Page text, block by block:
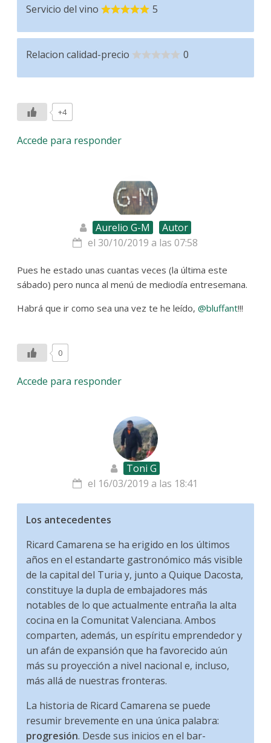
Servicio del vino 5
Relacion calidad-precio 0
+4
Accede para responder
Aurelio G-M
Autor
el 30/10/2019 a las 07:58
Pues he estado unas cuantas veces (la última este
sábado) pero nunca al menú de mediodía entresemana.
Habrá que ir como sea una vez te he leído,@bluffant!!!
0
Accede para responder
Toni G
el 16/03/2019 a las 18:41
Los antecedentes
Ricard Camarena se ha erigido en los últimos
años en el estandarte gastronómico más visible
de la capital del Turia y, junto a Quique Dacosta,
constituye la dupla de embajadores más
notables de lo que actualmente entraña la alta
cocina en la Comunitat Valenciana. Ambos
comparten, además, un espíritu emprendedor y
un afán de expansión que ha favorecido aún
más su proyección a nivel nacional e, incluso,
más allá de nuestras fronteras.
La historia de Ricard Camarena se puede
resumir brevemente en una única palabra:
progresión. Desde sus inicios en el bar-